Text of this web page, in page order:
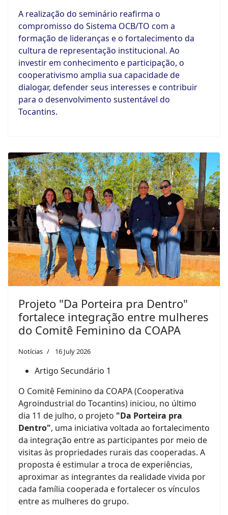
A realização do seminário reafirma o
compromisso do Sistema OCB/TO com a
formação de lideranças e o fortalecimento da
cultura de representação institucional. Ao
investir em conhecimento e participação, o
cooperativismo amplia sua capacidade de
dialogar, defender seus interesses e contribuir
para o desenvolvimento sustentável do
Tocantins.
Projeto "Da Porteira pra Dentro"
fortalece integração entre mulheres
do Comitê Feminino da COAPA
Notícias 16 July 2026
Artigo Secundário 1
O Comitê Feminino da COAPA (Cooperativa
Agroindustrial do Tocantins) iniciou, no último
dia 11 de julho, o projeto "Da Porteira pra
Dentro", uma iniciativa voltada ao fortalecimento
da integração entre as participantes por meio de
visitas às propriedades rurais das cooperadas. A
proposta é estimular a troca de experiências,
aproximar as integrantes da realidade vivida por
cada família cooperada e fortalecer os vínculos
entre as mulheres do grupo.